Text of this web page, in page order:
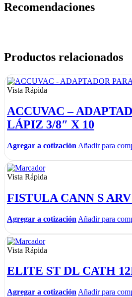
Recomendaciones
Productos relacionados
Vista Rápida
ACCUVAC –
LÁPIZ 3/8″ X 10
Agregar a cotización Añadir para
Vista Rápida
FISTULA CANN S
Agregar a cotización Añadir para
Vista Rápida
ELITE ST DL CATH
Agregar a cotización Añadir para